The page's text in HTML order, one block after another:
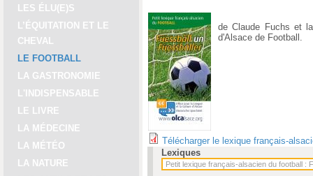
LES ÉLU(E)S
L’ÉQUITATION ET LE
CHEVAL
LE FOOTBALL
LA GASTRONOMIE
L'INDISPENSABLE
LE LIVRE
LA MÉDECINE
LA MÉTÉO
LA NATURE
de Claude Fuchs et
d'Alsace de Football.
Télécharger le lexique français-
Lexiques